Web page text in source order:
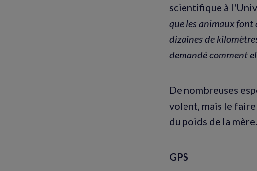
scientifique à
que les animaux font
dizaines de
demandé comment
De nombreuses
volent, mais le
du poids de la
GPS